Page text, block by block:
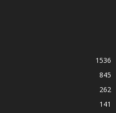
1536
845
262
141